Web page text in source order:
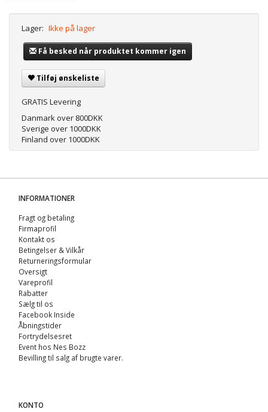
Lager: Ikke på lager
Få besked når produktet kommer igen
Tilføj ønskeliste
GRATIS Levering
Danmark over 800DKK
Sverige over 1000DKK
Finland over 1000DKK
INFORMATIONER
Fragt og betaling
Firmaprofil
Kontakt os
Betingelser & Vilkår
Returneringsformular
Oversigt
Vareprofil
Rabatter
Sælg til os
Facebook Inside
Åbningstider
Fortrydelsesret
Event hos Nes Bozz
Bevilling til salg af brugte varer.
KONTO